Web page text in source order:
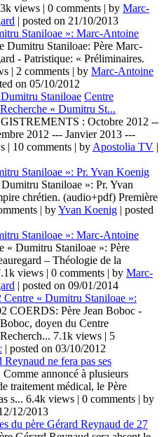
views | 0 comments | by Marc-
| posted on 21/10/2013
Staniloae »: Marc-Antoine
Dumitru Staniloae: Père Marc-
- Patristique: « Préliminaires.
| 2 comments | by Marc-Antoine
on 05/10/2012
Centre
« Dumitru St...
: Octobre 2012 --
2012 --- Janvier 2013 ---
| 10 comments | by Apostolia TV |
Staniloae »: Pr. Yvan Koenig
Staniloae »: Pr. Yvan
chrétien. (audio+pdf) Première
| byYvan Koenig | posted
Staniloae »: Marc-Antoine
« Dumitru Staniloae »: Père
– Théologie de la
views | 0 comments | by Marc-
| posted on 09/01/2014
Centre « Dumitru Staniloae »:
COERDS: Père Jean Boboc -
doyen du Centre
7.1k views | 5
| posted on 03/10/2012
ne fera pas ses
annoncé à plusieurs
traitement médical, le Père
s... 6.4k views | 0 comments | by
12/2013
du père Gérard Reynaud de 27